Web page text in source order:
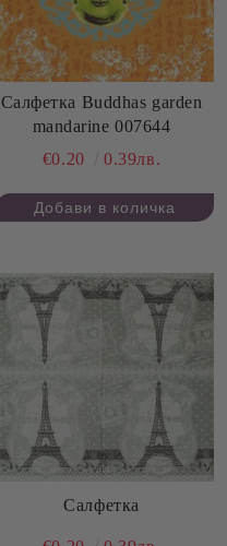
Салфетка Buddhas garden
mandarine 007644
€0.20
0.39лв.
Салфетка